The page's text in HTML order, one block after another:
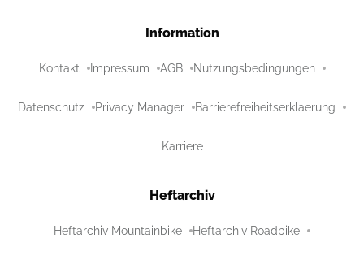
Information
Kontakt Impressum AGB Nutzungsbedingungen
Datenschutz Privacy Manager Barrierefreiheitserklaerung
Karriere
Heftarchiv
Heftarchiv Mountainbike Heftarchiv Roadbike